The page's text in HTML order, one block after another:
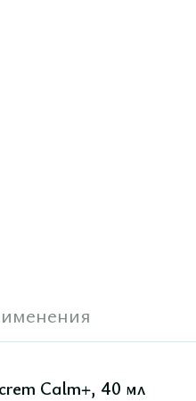
Calm+, 40 мл